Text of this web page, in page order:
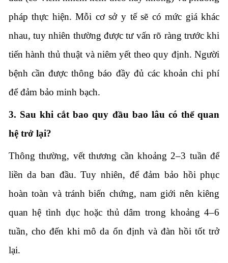
pháp thực hiện. Mỗi cơ sở y tế sẽ có mức giá khác
nhau, tuy nhiên thường được tư vấn rõ ràng trước khi
tiến hành thủ thuật và niêm yết theo quy định. Người
bệnh cần được thông báo đầy đủ các khoản chi phí
để đảm bảo minh bạch.
3. Sau khi cắt bao quy đầu bao lâu có thể quan
hệ trở lại?
Thông thường, vết thương cần khoảng 2–3 tuần để
liền da ban đầu. Tuy nhiên, để đảm bảo hồi phục
hoàn toàn và tránh biến chứng, nam giới nên kiêng
quan hệ tình dục hoặc thủ dâm trong khoảng 4–6
tuần, cho đến khi mô da ổn định và đàn hồi tốt trở
lại.